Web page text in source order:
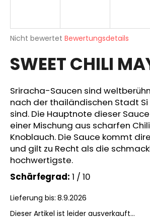
Die
Produktbewertung
ist
von
5
Sternen.
Nicht bewertet Bewertungsdetails
SWEET CHILI
Sriracha-Saucen sind
nach der thailändischen Stadt
sind. Die Hauptnote dieser
einer Mischung aus scharfen
Knoblauch. Die Sauce kommt
und gilt zu Recht als die
hochwertigste.
Schärfegrad: 1 / 10
Lieferung bis: 8.9.2026
Dieser Artikel ist leider ausverkauft…
SUCHEN
i
r
e
m
p
f
e
h
l
e
n